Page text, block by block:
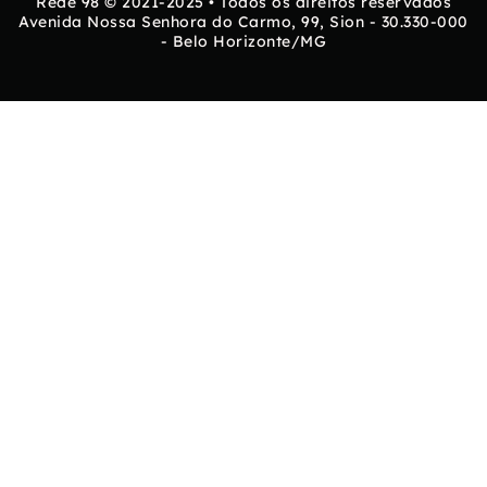
Avenida Nossa Senhora do Carmo, 99, Sion - 30.330-000
- Belo Horizonte/MG